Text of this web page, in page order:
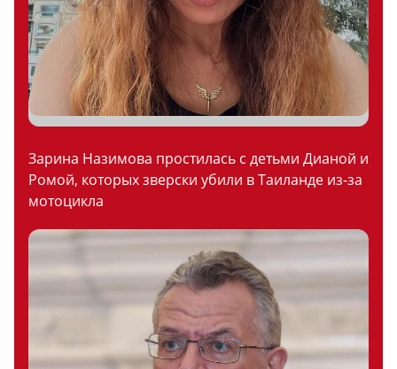
Зарина Назимова простилась с детьми Дианой и
Ромой, которых зверски убили в Таиланде из-за
мотоцикла